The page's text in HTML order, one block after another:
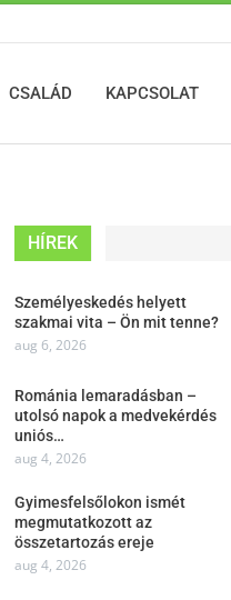
CSALÁD KAPCSOLAT
HÍREK
Személyeskedés helyett
szakmai vita – Ön mit tenne?
aug 6, 2026
Románia lemaradásban –
utolsó napok a medvekérdés
uniós…
aug 4, 2026
Gyimesfelsőlokon ismét
megmutatkozott az
összetartozás ereje
aug 4, 2026